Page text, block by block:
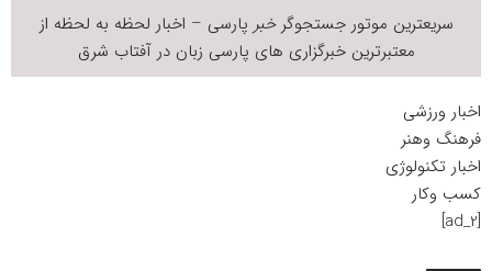
سریعترین موتور جستجوگرخبر پارسی – اخبار لحظه به لحظه از
معتبرترین خبرگزاری های پارسی زبان درآفتاب شرق
اخبار ورزشی
فرهنگ وهنر
اخبار تکنولوژی
کسب وکار
[ad_2]